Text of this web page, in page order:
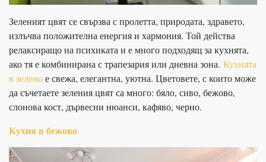
Зеленият цвят се свързва с пролетта, природата, здравето,
излъчва положителна енергия и хармония. Той действа
релаксиращо на психиката и е много подходящ за кухнята,
ако тя е комбинирана с трапезария или дневна зона. Кухнята
в зеленое свежа, елегантна, уютна. Цветовете, с които може
да съчетаете зеления цвят са много: бяло, сиво, бежово,
слонова кост, дървесни нюанси, кафяво, черно.
Кухня в бежово